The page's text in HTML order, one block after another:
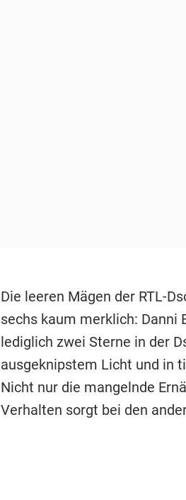
Die leeren Mägen der RTL-
sechs kaum merklich: Danni
lediglich zwei Sterne in der
ausgeknipstem Licht und in
Nicht nur die mangelnde
Verhalten sorgt bei den